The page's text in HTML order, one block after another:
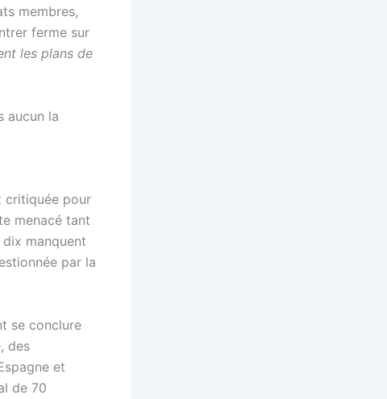
membres,
ferme sur
les plans de
aucun la
critiquée pour
menacé tant
dix manquent
par la
se conclure
des
et
de 70